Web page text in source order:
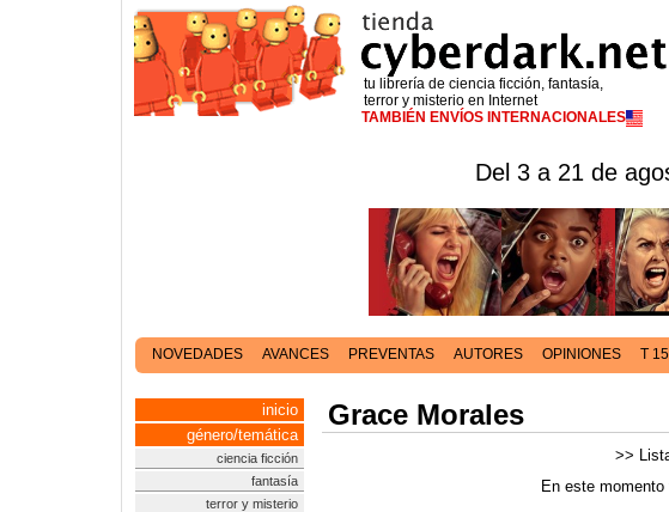
tu librería de ciencia ficción, fantasía,
terror y misterio en Internet
TAMBIÉN ENVÍOS INTERNACIONALES
Del 3 a 21 de
NOVEDADES AVANCES PREVENTAS AUTORES OPINIONES T 15
inicio
género/temática
ciencia ficción
fantasía
terror y misterio
Grace Morales
>>
En este